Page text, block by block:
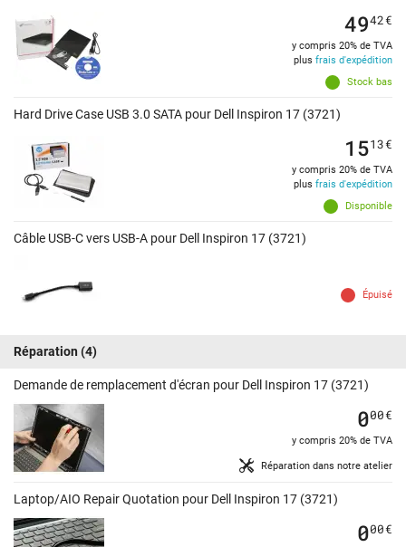
Stock bas
4942€
y compris 20% de TVA
plus frais d'expédition
Hard Drive Case USB 3.0 SATA pour Dell Inspiron 17 (3721)
Disponible
1513€
y compris 20% de TVA
plus frais d'expédition
Câble USB-C vers USB-A pour Dell Inspiron 17 (3721)
Épuisé
Réparation (4)
Demande de remplacement d'écran pour Dell Inspiron 17 (3721)
Réparation dans notre atelier
000€
y compris 20% de TVA
Laptop/AIO Repair Quotation pour Dell Inspiron 17 (3721)
000€